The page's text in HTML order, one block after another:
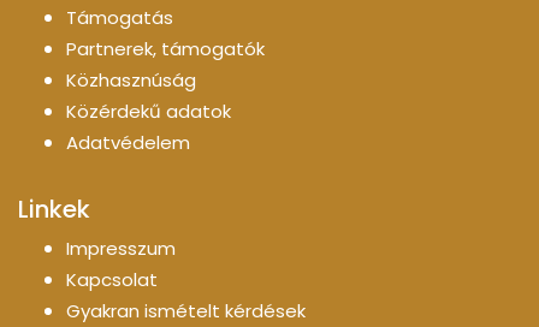
Támogatás
Partnerek, támogatók
Közhasznúság
Közérdekű adatok
Adatvédelem
Linkek
Impresszum
Kapcsolat
Gyakran ismételt kérdések